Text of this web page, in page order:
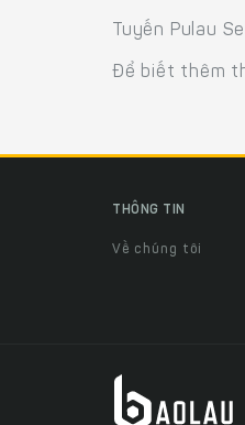
Tuyến Pulau
Để biết thêm
THÔNG TIN
Về chúng tôi